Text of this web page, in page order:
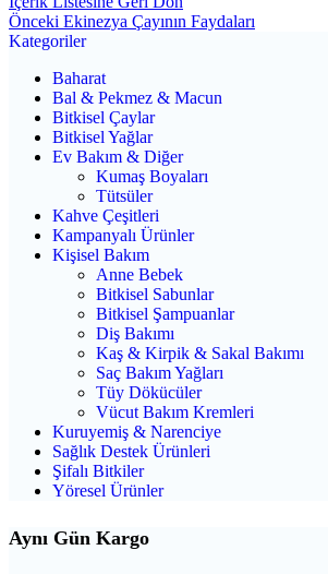
Önceki Ekinezya Çayının Faydaları
Kategoriler
Baharat
Bal & Pekmez & Macun
Bitkisel Çaylar
Bitkisel Yağlar
Ev Bakım & Diğer
Kumaş Boyaları
Tütsüler
Kahve Çeşitleri
Kampanyalı Ürünler
Kişisel Bakım
Anne Bebek
Bitkisel Sabunlar
Bitkisel Şampuanlar
Diş Bakımı
Kaş & Kirpik & Sakal Bakımı
Saç Bakım Yağları
Tüy Dökücüler
Vücut Bakım Kremleri
Kuruyemiş & Narenciye
Sağlık Destek Ürünleri
Şifalı Bitkiler
Yöresel Ürünler
Aynı Gün Kargo